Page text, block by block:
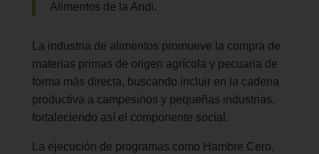
Alimentos de la Andi.
La industria de alimentos promueve la compra de
materias primas de origen agrícola y pecuaria de
forma más directa, buscando incluir en la cadena
productiva a campesinos y pequeñas industrias,
fortaleciendo así el componente social.
La ejecución de programas como Hambre Cero,